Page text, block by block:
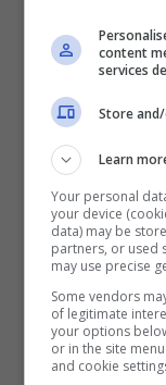
[Ritornello]
Verrei da te
a gridare a
stringimi la
quando sto
verrei da te
a gridare a
stringi la
quando sto
content
services
Store
Learn
Your personal
your device
data) may be
partners, or used
may use precise
Some vendors
of legitimate
your options
or in the site
and cookie